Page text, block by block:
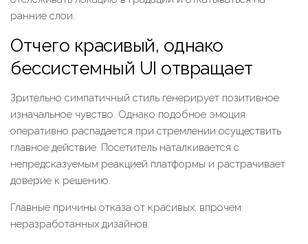
ранние слои.
Отчего красивый, однако
бессистемный UI отвращает
Зрительно симпатичный стиль генерирует позитивное
изначальное чувство. Однако подобное эмоция
оперативно распадается при стремлении осуществить
главное действие. Посетитель наталкивается с
непредсказуемым реакцией платформы и растрачивает
доверие к решению.
Главные причины отказа от красивых, впрочем
неразработанных дизайнов: